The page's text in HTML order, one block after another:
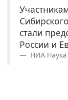
стали
России и
НИА Наука